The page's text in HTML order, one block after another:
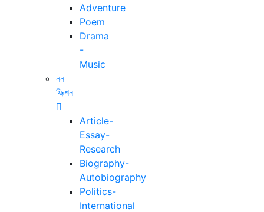
Adventure
Poem
Drama
-
Music
নন
ফিক্শন
Article-
Essay-
Research
Biography-
Autobiography
Politics-
International